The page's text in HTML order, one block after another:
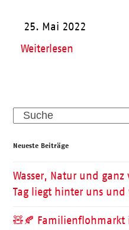
25. Mai 2022
Weiterlesen
Search
Neueste Beiträge
Wasser, Natur und
Tag liegt hinter uns
🧸🍂 Familienflohmarkt